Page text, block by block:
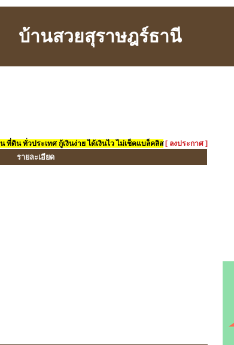
บ้านสวยสุราษฎร์ธานี
ที่ดิน ทั่วประเทศ กู้เงินง่าย ได้เงินไว ไม่เช็คแบล็คลิส [ ลงประกาศ ]
รายละเอียด